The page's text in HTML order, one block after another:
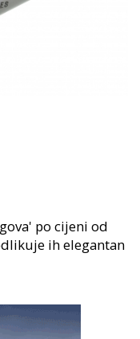
po cijeni od
ih elegantan